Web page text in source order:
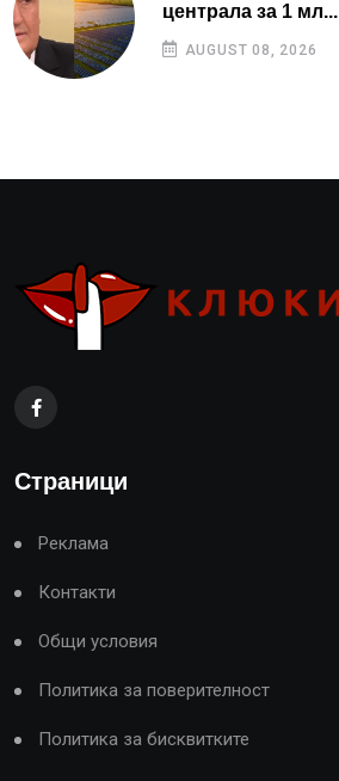
централа за 1 мл...
AUGUST 08, 2026
Страници
Реклама
Контакти
Общи условия
Политика за поверителност
Политика за бисквитките